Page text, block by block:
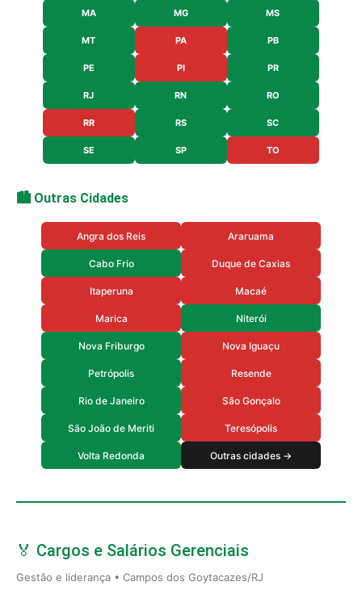
MA MG MS
MT PA PB
PE PI PR
RJ RN RO
RR RS SC
SE SP TO
🏙️ Outras Cidades
Angra dos Reis Araruama
Cabo Frio Duque de Caxias
Itaperuna Macaé
Marica Niterói
Nova Friburgo Nova Iguaçu
Petrópolis Resende
Rio de Janeiro São Gonçalo
São João de Meriti Teresópolis
Volta Redonda Outras cidades →
🏅 Cargos e Salários Gerenciais
Gestão e liderança • Campos dos Goytacazes/RJ